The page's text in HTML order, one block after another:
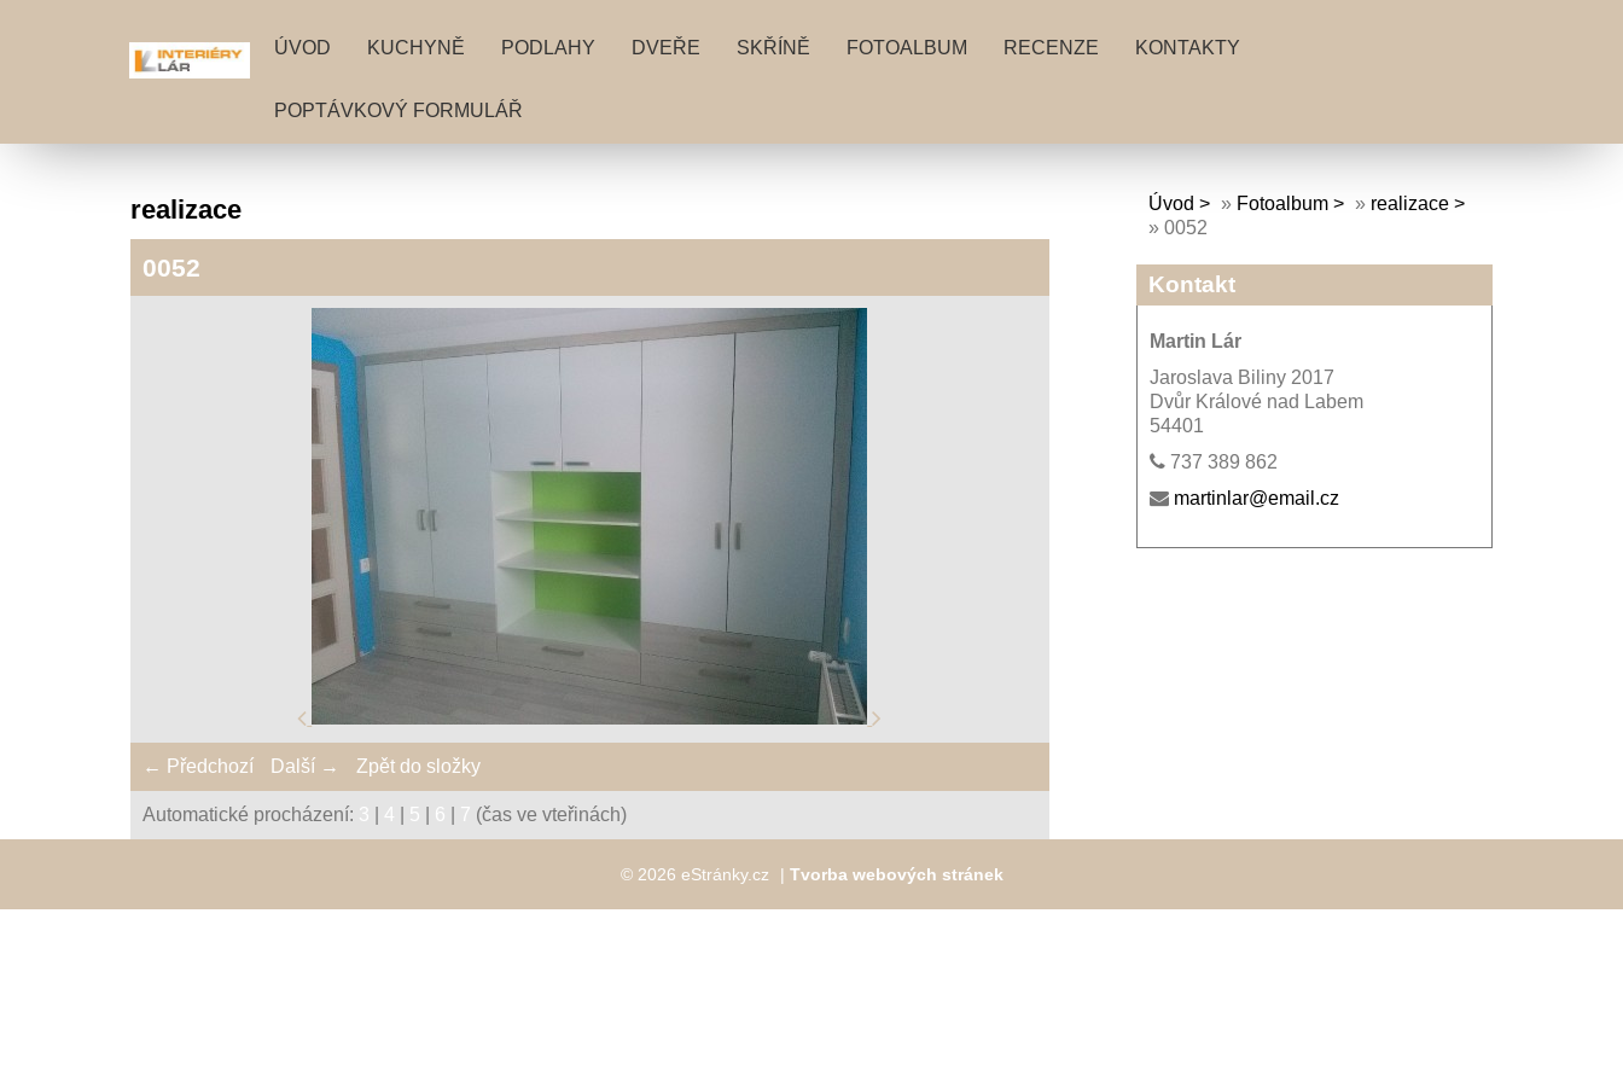
ÚVOD KUCHYNĚ PODLAHY DVEŘE SKŘÍNĚ FOTOALBUM RECENZE KONTAKTY
POPTÁVKOVÝ FORMULÁŘ
realizace
0052
← Předchozí Další → Zpět do složky
Automatické procházení: 3 4 5 6 7 (čas ve vteřinách)
Úvod » Fotoalbum » realizace
» 0052
Kontakt
Martin Lár
Jaroslava Biliny 2017
Dvůr Králové nad Labem
54401
737 389 862
martinlar@email.cz
© 2026 eStránky.cz | Tvorba webových stránek